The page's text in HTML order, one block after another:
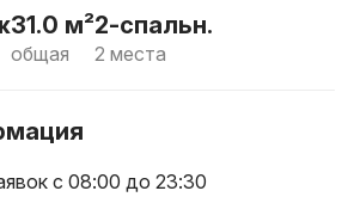
31.0 м²
общая
2-спальн.
2 места
с 08:00 до 23:30